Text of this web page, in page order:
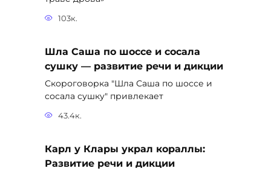
103к.
Шла Саша по шоссе и сосала
сушку — развитие речи и дикции
Скороговорка "Шла Саша по шоссе и
сосала сушку" привлекает
43.4к.
Карл у Клары украл кораллы:
Развитие речи и дикции